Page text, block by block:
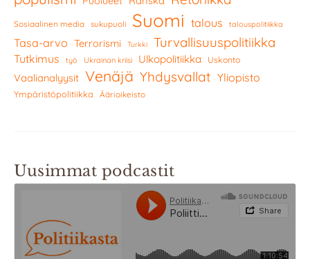
Sosiaalinen media sukupuoli Suomi talous talouspolitiikka
Tasa-arvo Terrorismi Turkki Turvallisuuspolitiikka
Tutkimus työ Ukrainan kriisi Ulkopolitiikka Uskonto
Vaalianalyysit Venäjä Yhdysvallat Yliopisto
Ympäristöpolitiikka Äärioikeisto
Uusimmat podcastit